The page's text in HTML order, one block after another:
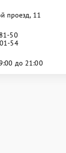
проезд, 11
50
54
до 21:00